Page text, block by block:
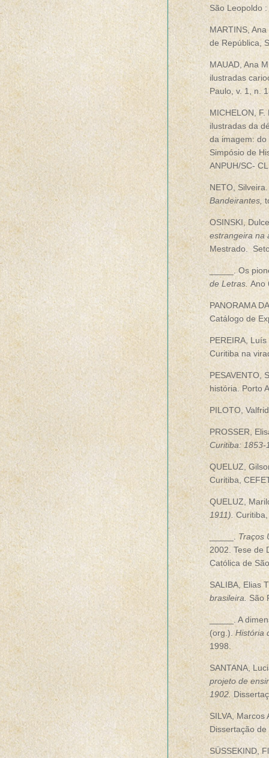
São Leopoldo
MARTINS,
de República,
MAUAD, Ana
ilustradas
Paulo, v. 1, n.
MICHELON,
ilustradas da
da imagem: do
Simpósio de
ANPUH/SC-
NETO,
Bandeirantes,
OSINSKI,
estrangeira
Mestrado.
_____. Os
de Letras.Ano
PANORAMA
Catálogo de
PEREIRA,
Curitiba na
PESAVENTO,
história. Porto
PILOTO,
PROSSER,
Curitiba:
QUELUZ,
Curitiba,
QUELUZ,
1911).
_____. Traços
2002. Tese de
Católica de
SALIBA, Elias
brasileira. São
_____. A
(org.). História
1998.
SANTANA,
projeto de
1902.
SILVA, Marcos
Dissertação
SÜSSEKIND,